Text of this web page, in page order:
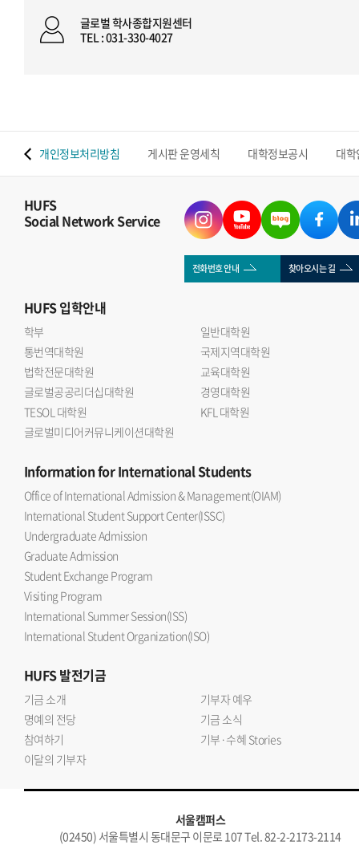
글로벌 학사종합지원센터
TEL : 031-330-4027
개인정보처리방침 게시판 운영세칙 대학정보공시 대
HUFS
Social Network Service
전화번호 안내 찾아오시는 길
HUFS입학안내
학부
일반대학원
통번역대학원
국제지역대학원
법학전문대학원
교육대학원
글로벌공공리더십대학원
경영대학원
TESOL 대학원
KFL 대학원
글로벌미디어커뮤니케이션대학원
Informationfor International Students
Office of International Admission & Management(OIAM)
International Student Support Center(ISSC)
Undergraduate Admission
Graduate Admission
Student Exchange Program
Visiting Program
International Summer Session(ISS)
International Student Organization(ISO)
HUFS발전기금
기금 소개
기부자 예우
명예의 전당
기금 소식
참여하기
기부·수혜 Stories
이달의 기부자
서울캠퍼스
(02450) 서울특별시 동대문구 이문로 107 Tel. 82-2-2173-2114